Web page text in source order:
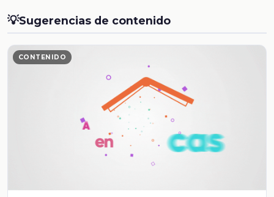
💡Sugerencias de contenido
CONTENIDO